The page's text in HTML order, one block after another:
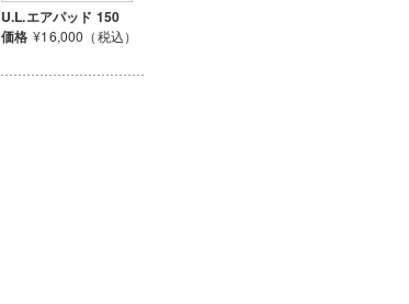
U.L.エアパッド 150
価格 ¥16,000（税込）